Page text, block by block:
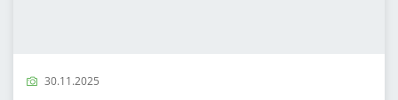
30.11.2025